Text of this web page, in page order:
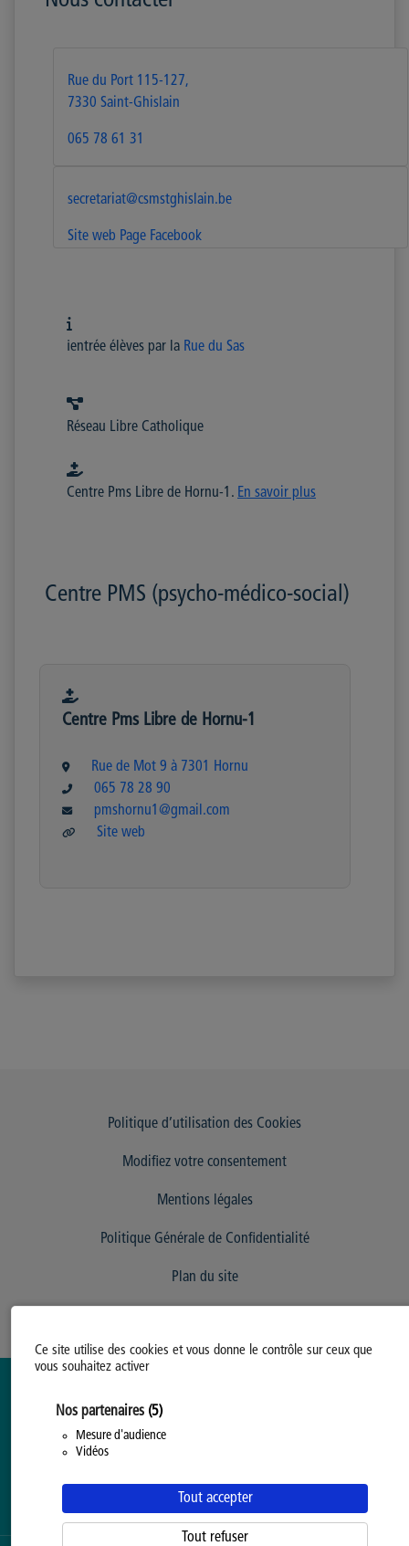
Ce site utilise des cookies et vous donne le contrôle sur ceux que
vous souhaitez activer
Nos partenaires (5)
Mesure d'audience
Vidéos
Tout accepter
Tout refuser
Rue du Port 115-127,
7330 Saint-Ghislain
065 78 61 31
secretariat@csmstghislain.be
Site web Page Facebook
ℹ️entrée élèves par la Rue du Sas
Réseau Libre Catholique
Centre Pms Libre de Hornu-1. En savoir plus
Centre PMS (psycho-médico-social)
Centre Pms Libre de Hornu-1
Rue de Mot 9 à 7301 Hornu
065 78 28 90
pmshornu1@gmail.com
Site web
Politique d’utilisation des Cookies
Modifiez votre consentement
Mentions légales
Politique Générale de Confidentialité
Plan du site